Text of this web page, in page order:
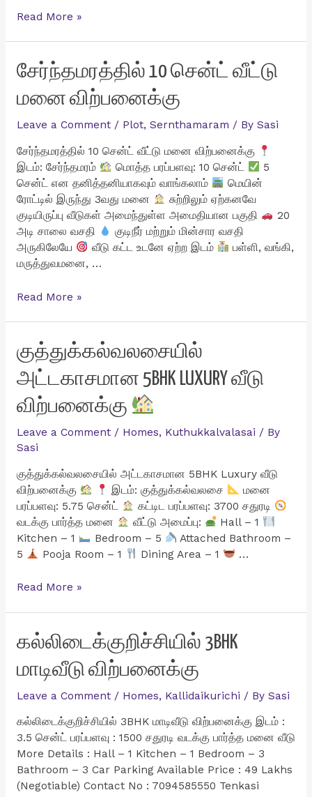
சுரண்டை
4
சென்ட்
வீட்டு
விற்பனைக்கு
Read More »
சேர்ந்தமரத்தில் 10 சென்ட் வீட்டு
மனை விற்பனைக்கு
Leave a Comment / Plot, Sernthamaram / By Sasi
சேர்ந்தமரத்தில் 10 சென்ட் வீட்டு மனை விற்பனைக்கு
இடம்: சேர்ந்தமரம்
மொத்த பரப்பளவு: 10 சென்ட்
5
சென்ட் என தனித்தனியாகவும் வாங்கலாம்
மெயின்
ரோட்டில் இருந்து 3வது மனை
சுற்றிலும் ஏற்கனவே
குடியிருப்பு வீடுகள் அமைந்துள்ள அமைதியான பகுதி
20
அடி சாலை வசதி
குடிநீர் மற்றும் மின்சார வசதி
அருகிலேயே
வீடு கட்ட உடனே ஏற்ற இடம்
பள்ளி, வங்கி,
மருத்துவமனை, …
சேர்ந்தமரத்தில்
வீட்டு
மனை
விற்பனைக்கு
Read More »
குத்துக்கல்வலசையில்
அட்டகாசமான 5BHK LUXURY வீடு
விற்பனைக்கு
Leave a Comment / Homes, Kuthukkalvalasai / By
Sasi
குத்துக்கல்வலசையில் அட்டகாசமான 5BHK Luxury வீடு
விற்பனைக்கு
இடம்: குத்துக்கல்வலசை
மனை
பரப்பளவு: 5.75 சென்ட்
கட்டிட பரப்பளவு: 3700 சதுரடி
வடக்கு பார்த்த மனை
வீட்டு அமைப்பு:
Hall – 1
Kitchen – 1
Bedroom – 5
Attached Bathroom –
5
Pooja Room – 1 Dining Area – 1 …
குத்துக்கல்வலசையில்
Luxury
வீடு
விற்பனைக்கு
Read More »
கல்லிடைக்குறிச்சியில் 3BHK
மாடிவீடு விற்பனைக்கு
Leave a Comment / Homes, Kallidaikurichi / By Sasi
கல்லிடைக்குறிச்சியில் 3BHK மாடிவீடு விற்பனைக்கு இடம் :
3.5 சென்ட் பரப்பளவு : 1500 சதுரடி வடக்கு பார்த்த மனை வீடு
More Details : Hall – 1 Kitchen – 1 Bedroom – 3
Bathroom – 3 Car Parking Available Price : 49 Lakhs
(Negotiable) Contact No : 7094585550 Tenkasi